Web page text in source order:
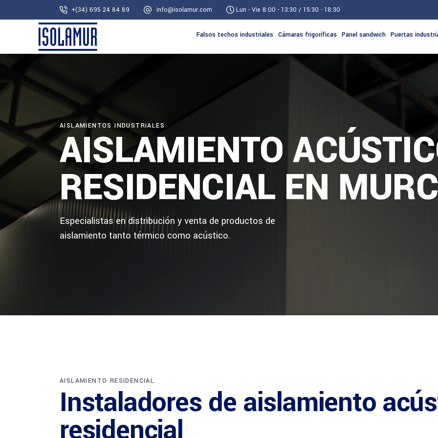
+(34) 695 24 84 89 info@isolamur.com Lun - Vie 8:00 - 13:30 / 15:30 - 18:30
Falsos techos industriales Cámaras frigoríficas Panel sandwich Puertas
AISLAMIENTOS INDUSTRIALES
AISLAMIENTO
RESIDENCIAL EN
Especialistas en distribución y venta de productos de
aislamiento tanto térmico como acústico.
AISLAMIENTO RESIDENCIAL
Instaladores de aislamiento
residencial